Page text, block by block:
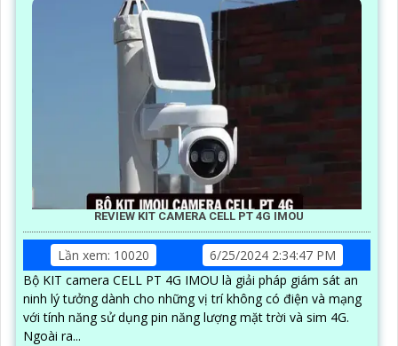
REVIEW KIT CAMERA CELL PT 4G IMOU
Lần xem: 10020
6/25/2024 2:34:47 PM
Bộ KIT camera CELL PT 4G IMOU là giải pháp giám sát an
ninh lý tưởng dành cho những vị trí không có điện và mạng
với tính năng sử dụng pin năng lượng mặt trời và sim 4G.
Ngoài ra...